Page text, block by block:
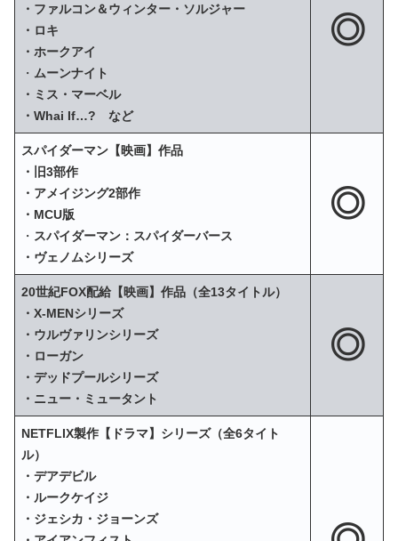
・ファルコン＆ウィンター・ソルジャー
・ロキ
・ホークアイ
・ ムーンナイト
・ミス・マーベル
・Whai If…? など
◎
スパイダーマン【映画】作品
・旧3部作
・アメイジング2部作
・MCU版
・ スパイダーマン：スパイダーバース
・ヴェノムシリーズ
◎
20世紀FOX配給【映画】作品（全13タイトル）
・X‐MENシリーズ
・ウルヴァリンシリーズ
・ローガン
・デッドプールシリーズ
・ニュー・ミュータント
◎
NETFLIX製作【ドラマ】シリーズ（全6タイト
ル）
・デアデビル
・ルークケイジ
・ジェシカ・ジョーンズ